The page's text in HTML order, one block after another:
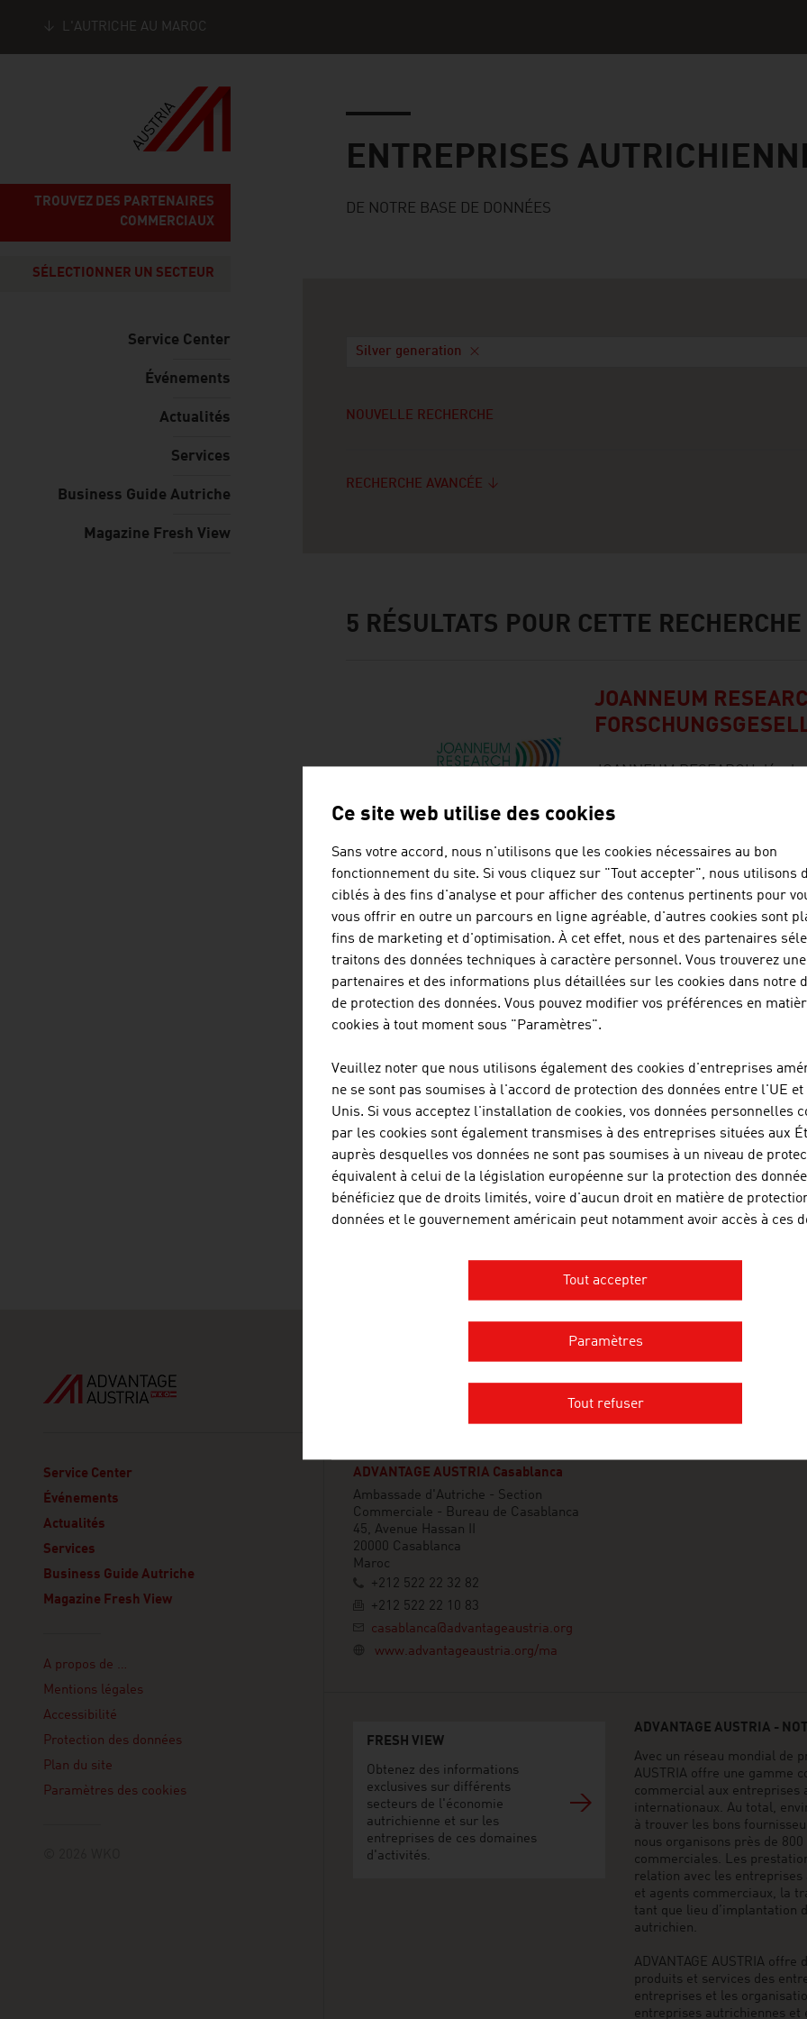
L'AUTRICHE AU MAROC
TROUVEZ DES PARTENAIRES
COMMERCIAUX
SÉLECTIONNER UN SECTEUR
Service Center
Événements
Actualités
Services
Business Guide Autriche
Magazine Fresh View
ENTREPRISES
DE NOTRE BASE DE DONNÉES
Silver generation
NOUVELLE RECHERCHE
RECHERCHE AVANCÉE
5 RÉSULTATS POUR CETTE RECHERCHE
JOANNEUM
JOANNEUM RESEARCH
pour l'économie et l'industrie
domaines et mène une
OMICRON
SANO
STATEC BINDER
SWAROVSKI AUSTRIA
Service Center
Événements
Actualités
Services
Business Guide Autriche
Magazine Fresh View
A propos de …
Mentions légales
Accessibilité
Protection des données
Plan du site
Paramètres des cookies
ADVANTAGE AUSTRIA Casablanca
Ambassade d'Autriche - Section
Commerciale - Bureau de Casablanca
45, Avenue Hassan II
20000 Casablanca
Maroc
+212 522 22 32 82
+212 522 22 10 83
casablanca@advantageaustria.org
www.advantageaustria.org/ma
FRESH VIEW
Obtenez des informations
exclusives sur différents
secteurs de l'économie
autrichienne et sur les
entreprises de ces domaines
d'activités.
ADVANTAGE AUSTRIA -
Avec un réseau mondial de
AUSTRIA offre une gamme
commercial aux entreprises
internationaux. Au total,
à trouver les bons
nous organisons près de
commerciales. Les
relation avec les
et agents commerciaux, la
tant que lieu d’implantation
autrichien.
ADVANTAGE AUSTRIA
produits et services des
entreprises et les
entreprises autrichiennes et
Ce site web utilise des cookies
Sans votre accord, nous n'utilisons que les cookies nécessaires au bon
fonctionnement du site. Si vous cliquez sur "Tout accepter", nous utilisons
ciblés à des fins d'analyse et pour afficher des contenus pertinents pour
vous offrir en outre un parcours en ligne agréable, d'autres cookies sont
fins de marketing et d'optimisation. À cet effet, nous et des partenaires
traitons des données techniques à caractère personnel. Vous trouverez
partenaires et des informations plus détaillées sur les cookies dans notre
de protection des données. Vous pouvez modifier vos préférences en
cookies à tout moment sous "Paramètres".
Veuillez noter que nous utilisons également des cookies d'entreprises
ne se sont pas soumises à l'accord de protection des données entre l'UE
Unis. Si vous acceptez l'installation de cookies, vos données personnelles
par les cookies sont également transmises à des entreprises situées aux
auprès desquelles vos données ne sont pas soumises à un niveau de
équivalent à celui de la législation européenne sur la protection des
bénéficiez que de droits limités, voire d'aucun droit en matière de
données et le gouvernement américain peut notamment avoir accès à ces
Tout accepter
Paramètres
Tout refuser